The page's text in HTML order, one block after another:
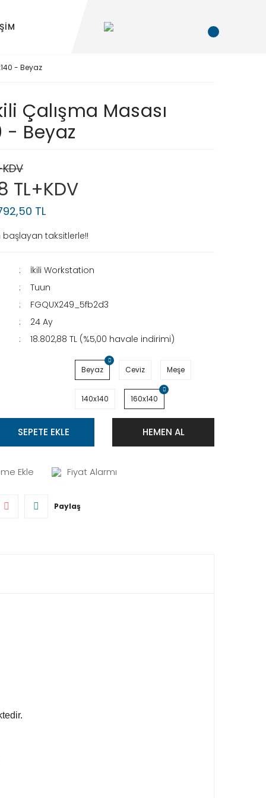
- Beyaz
Çalışma Masası
- Beyaz
TL+KDV
TL
başlayan taksitlerle!!
İkili Workstation
Tuun
FGQUX249_5fb2d3
24 Ay
18.802,88 TL (%5,00 havale indirimi)
Beyaz Ceviz Meşe
140x140 160x140
SEPETE EKLE HEMEN AL
Fiyat Alarmı
Paylaş